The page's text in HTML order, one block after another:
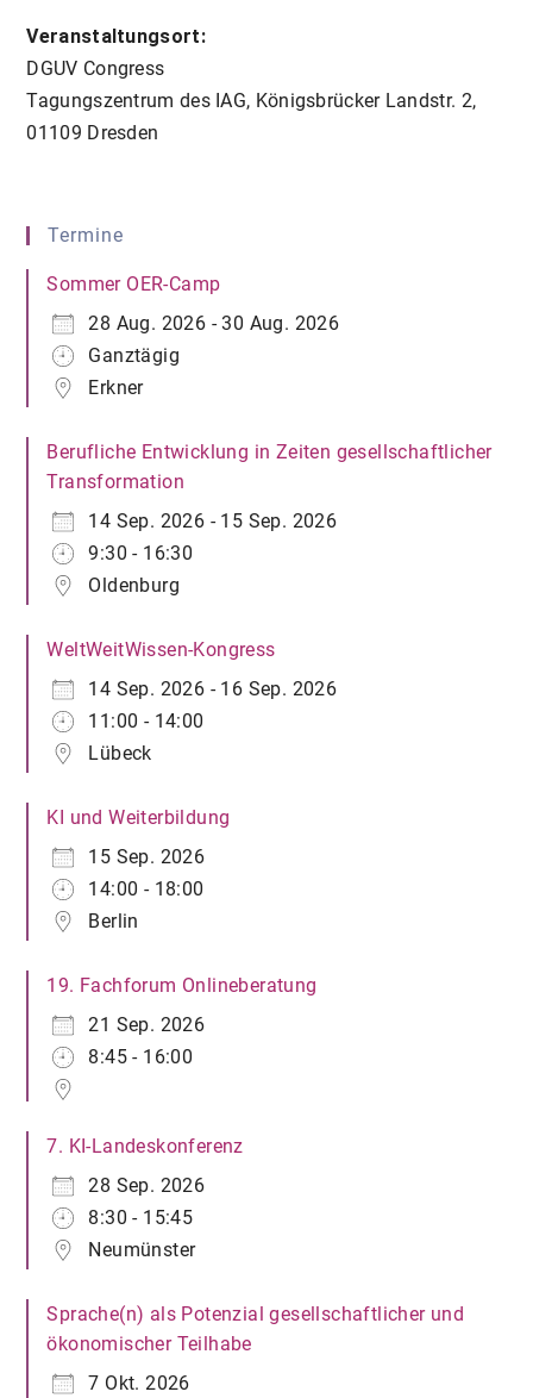
Veranstaltungsort:
DGUV Congress
Tagungszentrum des IAG, Königsbrücker Landstr. 2,
01109 Dresden
Termine
Sommer OER-Camp
28 Aug. 2026 - 30 Aug. 2026
Ganztägig
Erkner
Berufliche Entwicklung in Zeiten gesellschaftlicher
Transformation
14 Sep. 2026 - 15 Sep. 2026
9:30 - 16:30
Oldenburg
WeltWeitWissen-Kongress
14 Sep. 2026 - 16 Sep. 2026
11:00 - 14:00
Lübeck
KI und Weiterbildung
15 Sep. 2026
14:00 - 18:00
Berlin
19. Fachforum Onlineberatung
21 Sep. 2026
8:45 - 16:00
7. KI-Landeskonferenz
28 Sep. 2026
8:30 - 15:45
Neumünster
Sprache(n) als Potenzial gesellschaftlicher und
ökonomischer Teilhabe
7 Okt. 2026